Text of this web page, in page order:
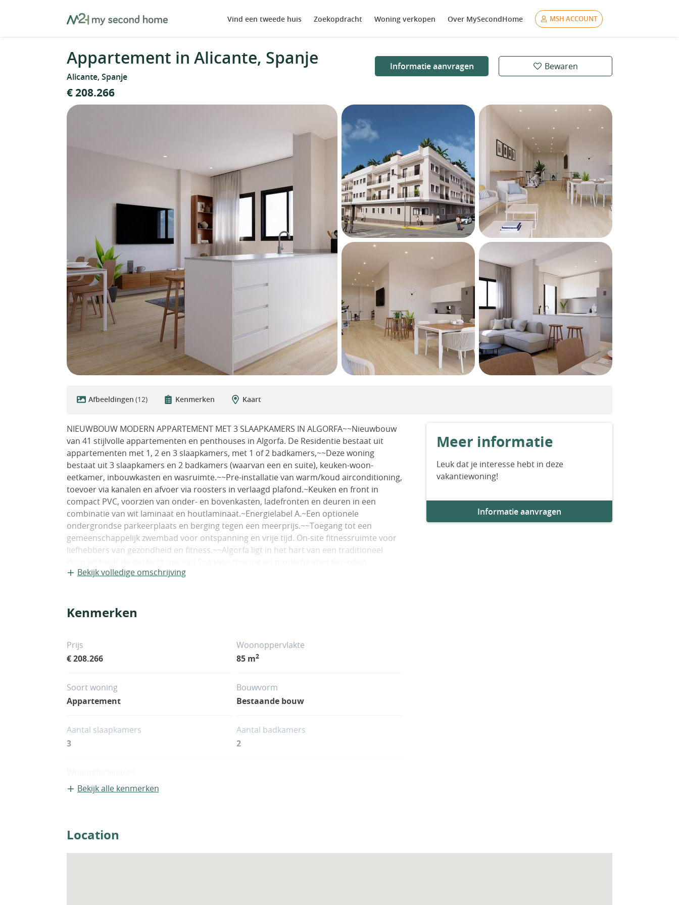
MySecondHome Vind een tweede huis Zoekopdracht Woning verkopen Over MySecondHome MSH ACCOUNT
Appartement in Alicante, Spanje
Alicante, Spanje
Informatie aanvragen Bewaren
€ 208.266
Afbeeldingen (12) Kenmerken Kaart
NIEUWBOUW MODERN APPARTEMENT MET 3 SLAAPKAMERS IN ALGORFA~~Nieuwbouw
van 41 stijlvolle appartementen en penthouses in Algorfa. De Residentie bestaat uit
appartementen met 1, 2 en 3 slaapkamers, met 1 of 2 badkamers,~~Deze woning
bestaat uit 3 slaapkamers en 2 badkamers (waarvan een en suite), keuken-woon-
eetkamer, inbouwkasten en wasruimte.~~Pre-installatie van warm/koud airconditioning,
toevoer via kanalen en afvoer via roosters in verlaagd plafond.~Keuken en front in
compact PVC, voorzien van onder- en bovenkasten, ladefronten en deuren in een
combinatie van wit laminaat en houtlaminaat.~Energielabel A.~Een optionele
ondergrondse parkeerplaats en berging tegen een meerprijs.~~Toegang tot een
gemeenschappelijk zwembad voor ontspanning en vrije tijd. On-site fitnessruimte voor
liefhebbers van gezondheid en fitness.~~Algorfa ligt in het hart van een traditioneel
waardoor het een ideale bestemming is voor zowel toeristen als de lokale
ziekenhuizen.~Een korte 35 minuten rijden naar de luchthaven.
Bekijk volledige omschrijving
Kenmerken
Prijs
€ 208.266
Woonoppervlakte
85 m2
Soort woning
Appartement
Bouwvorm
Bestaande bouw
Aantal slaapkamers
3
Aantal badkamers
2
Zwembad
Bekijk alle kenmerken
Meer informatie
Leuk dat je interesse hebt in deze
vakantiewoning!
Informatie aanvragen
Location